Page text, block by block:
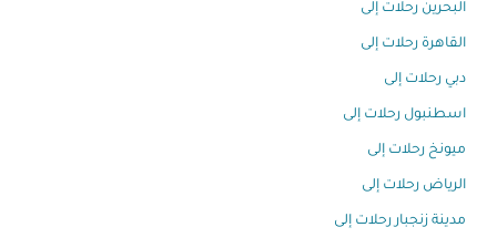
البحرين رحلات إلى
القاهرة رحلات إلى
دبي رحلات إلى
اسطنبول رحلات إلى
ميونخ رحلات إلى
الرياض رحلات إلى
مدينة زنجبار رحلات إلى